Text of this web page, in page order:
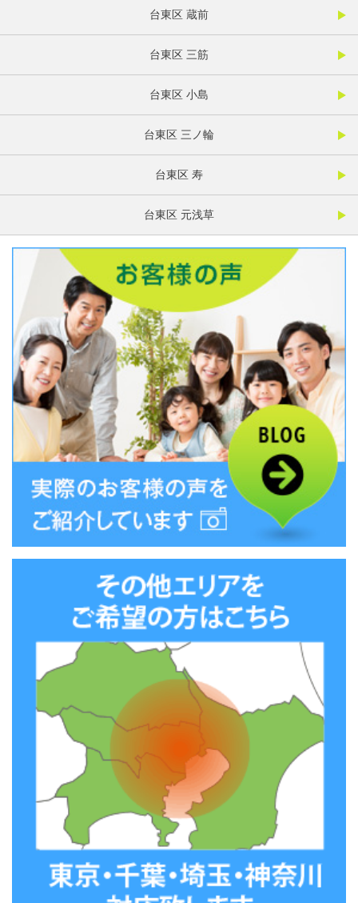
台東区 蔵前
台東区 三筋
台東区 小島
台東区 三ノ輪
台東区 寿
台東区 元浅草